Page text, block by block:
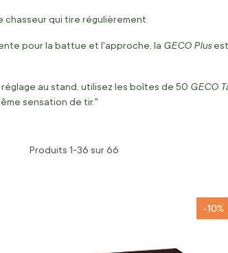
chasseur qui tire régulièrement.
pour la battue et l'approche, la GECO Plusest
au stand, utilisez les boîtes de 50 GECO
sensation de tir."
Produits 1-36 sur66
-10%